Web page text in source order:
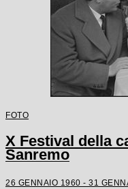
FOTO
X Festival della
Sanremo
26 GENNAIO 1960 - 31